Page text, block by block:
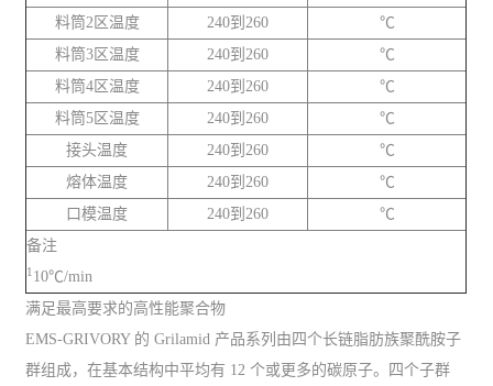
料筒2区温度
240到260
℃
料筒3区温度
240到260
℃
料筒4区温度
240到260
℃
料筒5区温度
240到260
℃
接头温度
240到260
℃
熔体温度
240到260
℃
口模温度
240到260
℃
备注
1 10℃/min
满足最高要求的高性能聚合物
EMS-GRIVORY 的 Grilamid 产品系列由四个长链脂肪族聚酰胺子
群组成，在基本结构中平均有 12 个或更多的碳原子。四个子群